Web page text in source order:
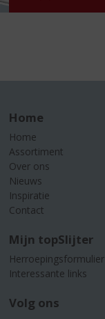
Home
Home
Assortiment
Over ons
Nieuws
Inspiratie
Contact
Mijn topSlijter
Herroepingsformulier
Interessante links
Volg ons